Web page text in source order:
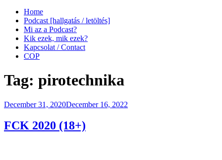
Home
Podcast [hallgatás / letöltés]
Mi az a Podcast?
Kik ezek, mik ezek?
Kapcsolat / Contact
COP
Tag: pirotechnika
Posted
December 31, 2020December 16, 2022
FCK 2020 (18+)